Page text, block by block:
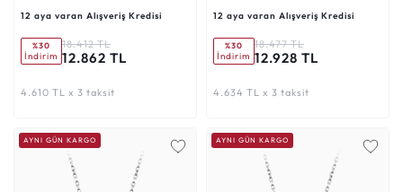
12 aya varan Alışveriş Kredisi
%30
İndirim
18.412 TL
12.862 TL
4.610 TL x 3 taksit
12 aya varan Alışveriş Kredisi
%30
İndirim
18.477 TL
12.928 TL
4.634 TL x 3 taksit
AYNI GÜN KARGO AYNI GÜN KARGO